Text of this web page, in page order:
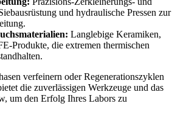
und hydraulische Pressen zur
Langlebige Keramiken,
Produkte, die extremen thermischen
verfeinern oder Regenerationszyklen
die zuverlässigen Werkzeuge und das
um den Erfolg Ihres Labors zu